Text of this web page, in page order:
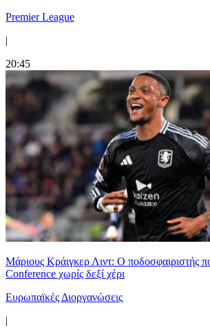
Premier League
|
20:45
Μάριους Κράιγκερ Λιντ: Ο ποδοσφαιριστής
Conference χωρίς δεξί χέρι
Ευρωπαϊκές Διοργανώσεις
|